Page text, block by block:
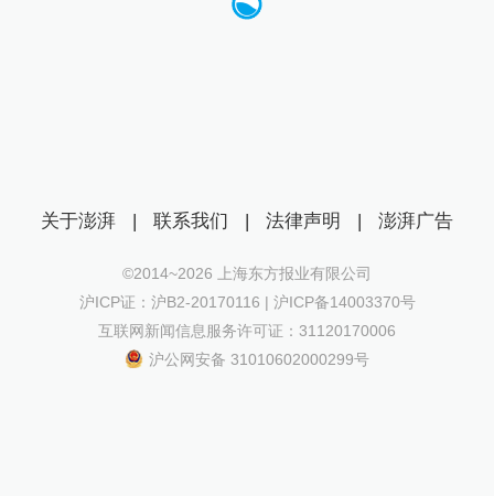
关于澎湃 | 联系我们 | 法律声明 | 澎湃广告
©2014~2026 上海东方报业有限公司
沪ICP证：沪B2-20170116 | 沪ICP备14003370号
互联网新闻信息服务许可证：31120170006
沪公网安备 31010602000299号